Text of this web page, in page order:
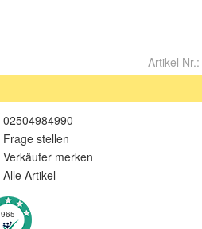
Artikel Nr.:
02504984990
Frage stellen
Verkäufer merken
Alle Artikel
965